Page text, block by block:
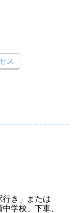
ス
行き」または
学校」下車、